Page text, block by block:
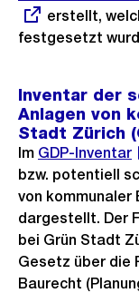
erstellt,
festgesetzt
Inventar der
Anlagen von
Stadt Zürich
Im Externer
Link:
GDP-Inventar
bzw. potentiell
von
dargestellt. Der
bei Grün Stadt
Gesetz über die
Baurecht